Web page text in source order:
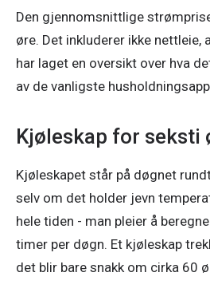
Den gjennomsnittlige
øre. Det inkluderer ikke
har laget en oversikt over hva
av de vanligste
Kjøleskap for seksti
Kjøleskapet står på døgnet
selv om det holder jevn
hele tiden - man pleier å
timer per døgn. Et kjøleskap
det blir bare snakk om cirka 60